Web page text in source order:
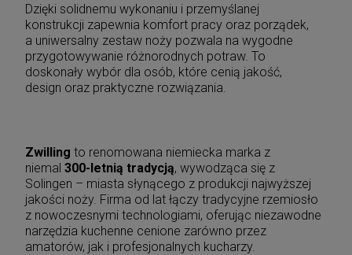
Dzięki solidnemu wykonaniu i przemyślanej
konstrukcji zapewnia komfort pracy oraz porządek,
a uniwersalny zestaw noży pozwala na wygodne
przygotowywanie różnorodnych potraw. To
doskonały wybór dla osób, które cenią jakość,
design oraz praktyczne rozwiązania.
Zwilling to renomowana niemiecka marka z
niemal 300-letnią tradycją, wywodząca się z
Solingen – miasta słynącego z produkcji najwyższej
jakości noży. Firma od lat łączy tradycyjne rzemiosło
z nowoczesnymi technologiami, oferując niezawodne
narzędzia kuchenne cenione zarówno przez
amatorów, jak i profesjonalnych kucharzy.